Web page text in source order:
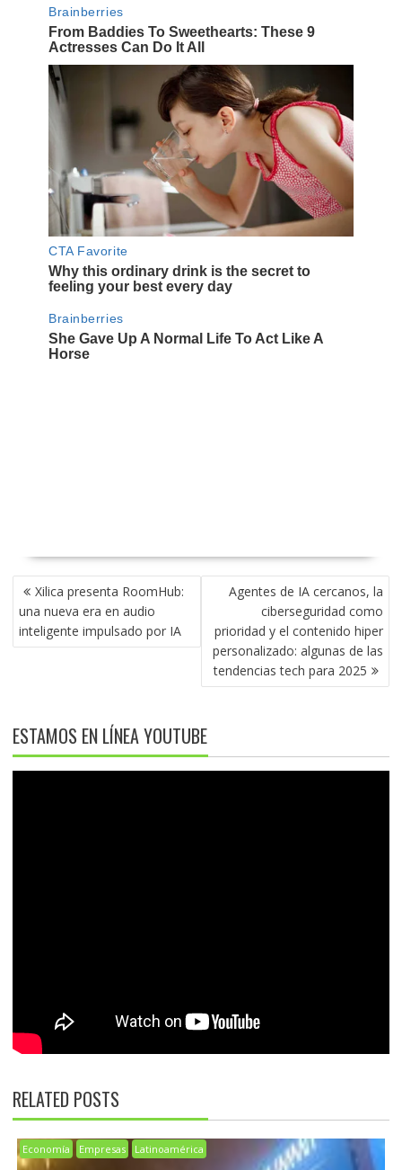
NAVEGACIÓN
DE
ENTRADAS
Xilica presenta RoomHub:
una nueva era en audio
inteligente impulsado por IA
Agentes de IA cercanos, la
ciberseguridad como
prioridad y el contenido hiper
personalizado: algunas de las
tendencias tech para 2025
ESTAMOS EN LÍNEA YOUTUBE
RELATED POSTS
Economía Empresas Latinoamérica